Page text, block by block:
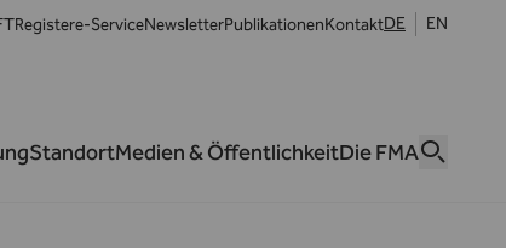
Registere-ServiceNewsletterPublikationenKontaktDE EN
StandortMedien & ÖffentlichkeitDie FMA